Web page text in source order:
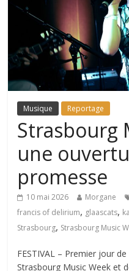
Musique Reportage
Strasbourg
une
promesse
10 mai 2026 Morgane
francis of delirium, glaascats,
Strasbourg, Strasbourg Music
FESTIVAL – Premier jour
Strasbourg Music Week et